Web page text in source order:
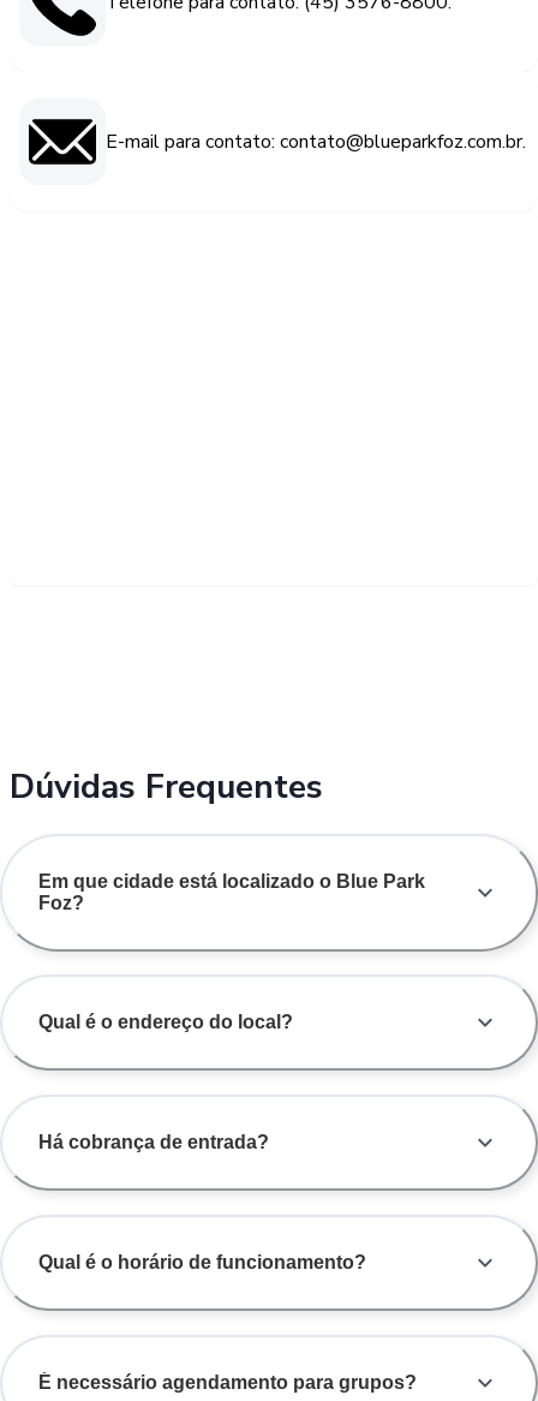
E-mail para contato: contato@blueparkfoz.com.br.
Dúvidas Frequentes
Em que cidade está localizado o Blue Park
Foz?
Qual é o endereço do local?
Há cobrança de entrada?
Qual é o horário de funcionamento?
É necessário agendamento para grupos?